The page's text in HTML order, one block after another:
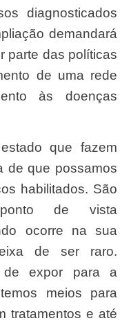
diagnosticados
demandará
parte das políticas
de uma rede
às doenças
de que possamos
habilitados. São
de vista
ocorre na sua
de ser raro.
de expor para a
meios para
tratamentos e até